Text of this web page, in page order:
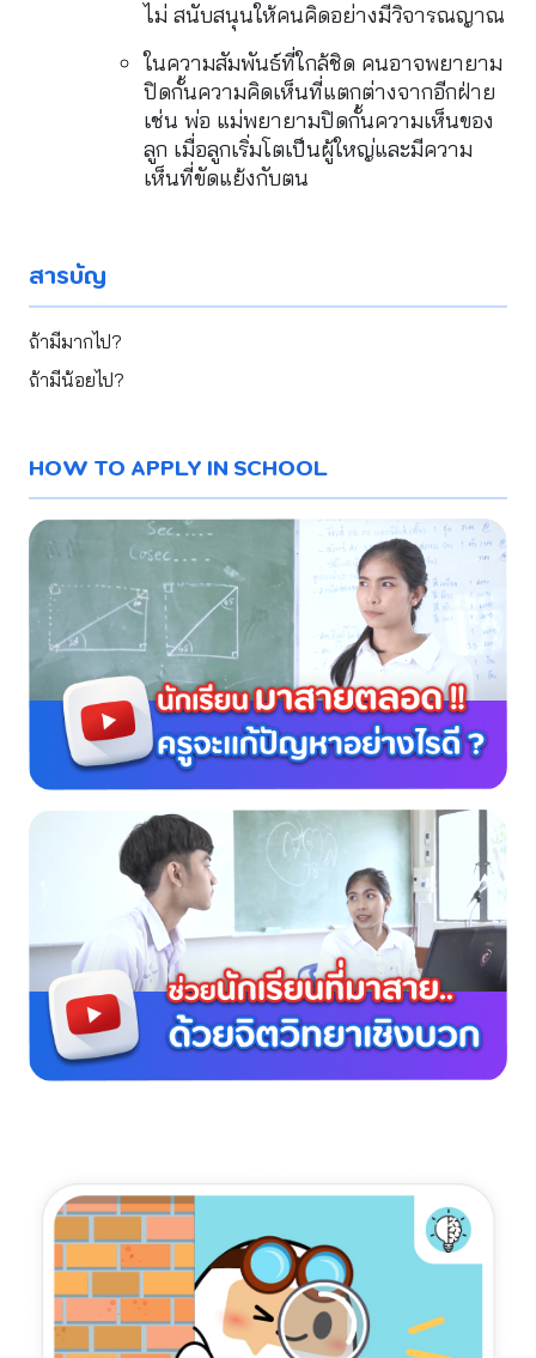
ไม่ สนับสนุนให้คนคิดอย่างมีวิจารณญาณ
ในความสัมพันธ์ที่ใกล้ชิด คนอาจพยายาม
ปิดกั้นความคิดเห็นที่แตกต่างจากอีกฝ่าย
เช่น พ่อ แม่พยายามปิดกั้นความเห็นของ
ลูก เมื่อลูกเริ่มโตเป็นผู้ใหญ่และมีความ
เห็นที่ขัดแย้งกับตน
สารบัญ
ถ้ามีมากไป?
ถ้ามีน้อยไป?
HOW TO APPLY IN SCHOOL